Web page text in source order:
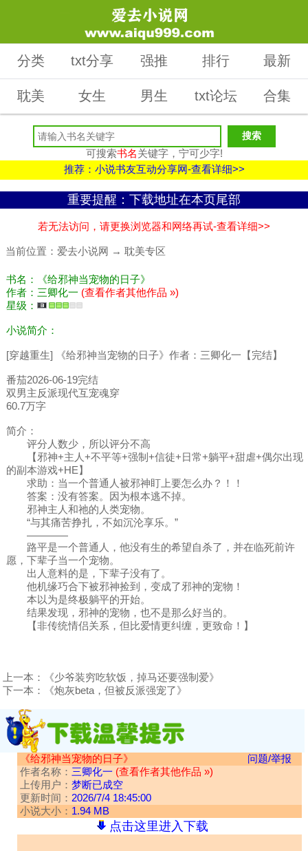
分类 txt分享 强推 排行 最新
耽美 女生 男生 txt论坛 合集
可搜索书名关键字，宁可少字!
推荐：小说书友互动分享网-查看详细>>
重要提醒：下载地址在本页尾部
若无法访问，请更换浏览器和网络再试-查看详细>>
当前位置： 爱去小说网 → 耽美专区
书名：《给邪神当宠物的日子》
作者：三卿化一 (查看作者其他作品 »)
星级：
小说简介：
[穿越重生] 《给邪神当宠物的日子》作者：三卿化一【完结】
番茄2026-06-19完结
双男主反派现代互宠魂穿
60.7万字
简介：
评分人数少，所以评分不高
【邪神+主人+不平等+强制+信徒+日常+躺平+甜虐+偶尔出现
的副本游戏+HE】
求助：当一个普通人被邪神盯上要怎么办？！！
答案：没有答案。因为根本逃不掉。
邪神主人和祂的人类宠物。
“与其痛苦挣扎，不如沉沦享乐。”
————
路平是一个普通人，他没有生的希望自杀了，并在临死前许
愿，下辈子当一个宠物。
出人意料的是，下辈子没有了。
他机缘巧合下被邪神捡到，变成了邪神的宠物！
本以为是终极躺平的开始。
结果发现，邪神的宠物，也不是那么好当的。
【非传统情侣关系，但比爱情更纠缠，更致命！】
上一本：
《少爷装穷吃软饭，掉马还要强制爱》
下一本：
《炮灰beta，但被反派强宠了》
《给邪神当宠物的日子》
问题/举报
作者名称： 三卿化一 (查看作者其他作品 »)
上传用户： 梦断已成空
更新时间： 2026/7/4 18:45:00
小说大小： 1.94 MB
点击这里进入下载